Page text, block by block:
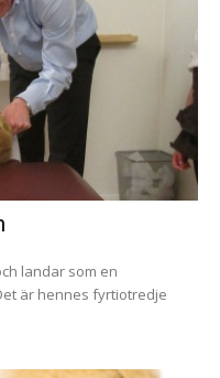
landar som en
är hennes fyrtiotredje